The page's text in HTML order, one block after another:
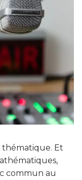
thématique. Et
commun au